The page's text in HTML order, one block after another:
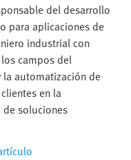
del desarrollo
para aplicaciones de
industrial con
campos del
automatización de
en la
soluciones